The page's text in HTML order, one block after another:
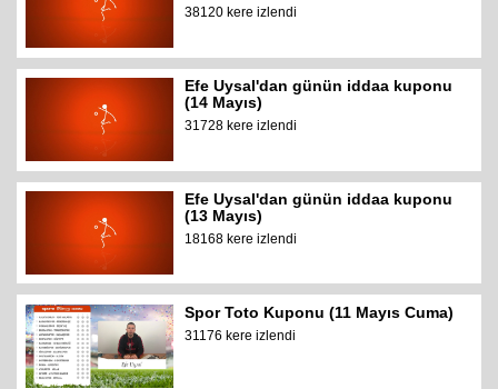
38120 kere izlendi
Efe Uysal'dan günün iddaa kuponu
(14 Mayıs)
31728 kere izlendi
Efe Uysal'dan günün iddaa kuponu
(13 Mayıs)
18168 kere izlendi
Spor Toto Kuponu (11 Mayıs Cuma)
31176 kere izlendi